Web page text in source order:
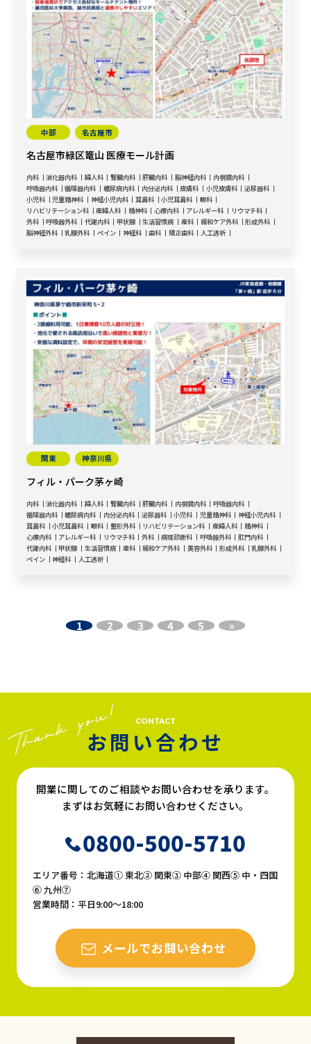
中部 名古屋市
名古屋市緑区篭山 医療モール計画
内科 消化器内科 婦人科 腎臓内科 肝臓内科 脳神経内科
内視鏡内科
呼吸器内科
循環器内科 糖尿病内科 内分泌内科 皮膚科 小児皮膚科
泌尿器科
小児科
児童精神科 神経小児内科 耳鼻科 小児耳鼻科
眼科
リハビリテーション科
産婦人科 精神科 心療内科 アレルギー科
リウマチ科
外科
呼吸器外科 代謝内科 甲状腺 生活習慣病 産科 緩和ケア外科
形成外科
脳神経外科
乳腺外科 ペイン 神経科 歯科 矯正歯科 人工透析
関東 神奈川県
フィル・パーク茅ヶ崎
内科 消化器内科 婦人科 腎臓内科 肝臓内科 内視鏡内科
呼吸器内科
循環器内科
糖尿病内科 内分泌内科 泌尿器科 小児科 児童精神科
神経小児内科
耳鼻科
小児耳鼻科 眼科 整形外科 リハビリテーション科 産婦人科
精神科
心療内科
アレルギー科 リウマチ科 外科 病理診断科 呼吸器外科
肛門内科
代謝内科
甲状腺 生活習慣病 産科 緩和ケア外科 美容外科 形成外科
乳腺外科
ペイン
神経科 人工透析
1 2 3 4 5 »
CONTACT
お問い合わせ
開業に関してのご相談やお問い合わせを承ります。
まずはお気軽にお問い合わせください。
0800-500-5710
エリア番号：北海道① 東北② 関東③ 中部④ 関西⑤ 中・四国
⑥ 九州⑦
営業時間：平日9:00〜18:00
メールでお問い合わせ